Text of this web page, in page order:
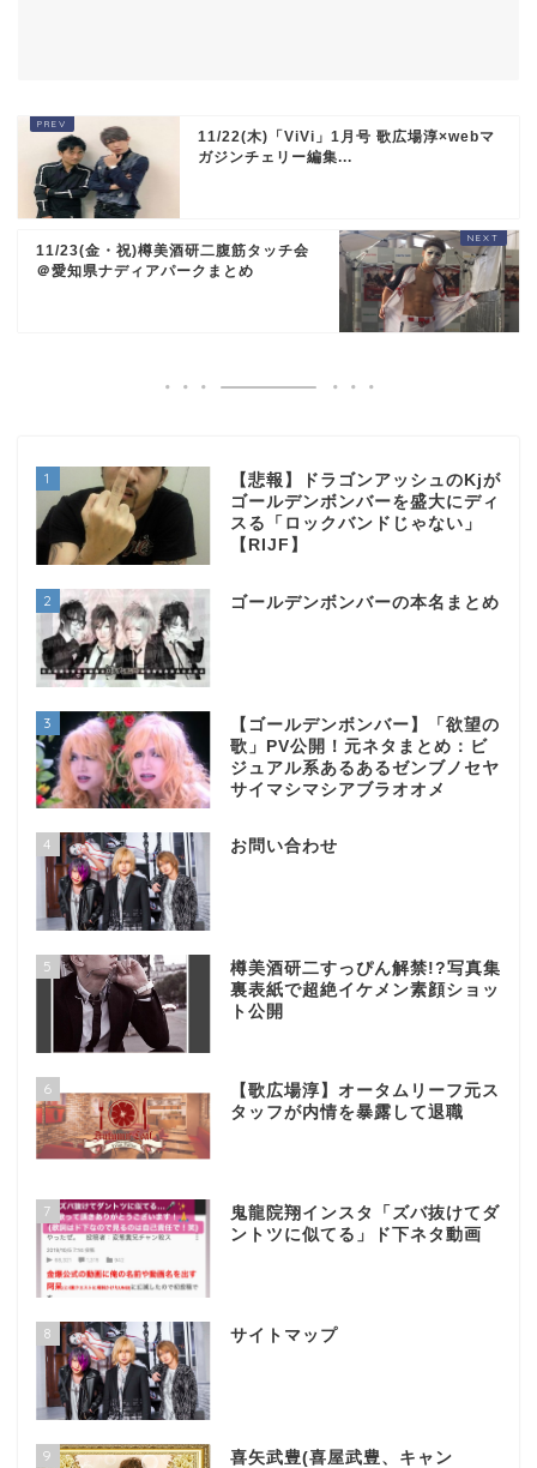
11/22(木)「ViVi」1月号 歌広場淳×webマ
ガジンチェリー編集...
11/23(金・祝)樽美酒研二腹筋タッチ会
＠愛知県ナディアパークまとめ
1
【悲報】ドラゴンアッシュのKjが
ゴールデンボンバーを盛大にディ
スる「ロックバンドじゃない」
【RIJF】
2 ゴールデンボンバーの本名まとめ
3
【ゴールデンボンバー】「欲望の
歌」PV公開！元ネタまとめ：ビ
ジュアル系あるあるゼンブノセヤ
サイマシマシアブラオオメ
4 お問い合わせ
5
樽美酒研二すっぴん解禁!?写真集
裏表紙で超絶イケメン素顔ショッ
ト公開
6
【歌広場淳】オータムリーフ元ス
タッフが内情を暴露して退職
7
鬼龍院翔インスタ「ズバ抜けてダ
ントツに似てる」ド下ネタ動画
8 サイトマップ
9
喜矢武豊(喜屋武豊、キャン